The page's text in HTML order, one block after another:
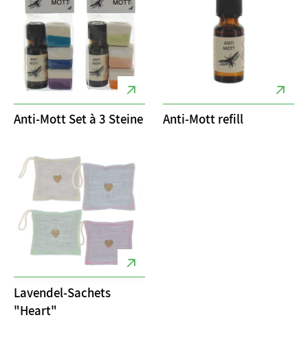
Anti-Mott Set à 3 Steine Anti-Mott refill
Lavendel-Sachets
"Heart"